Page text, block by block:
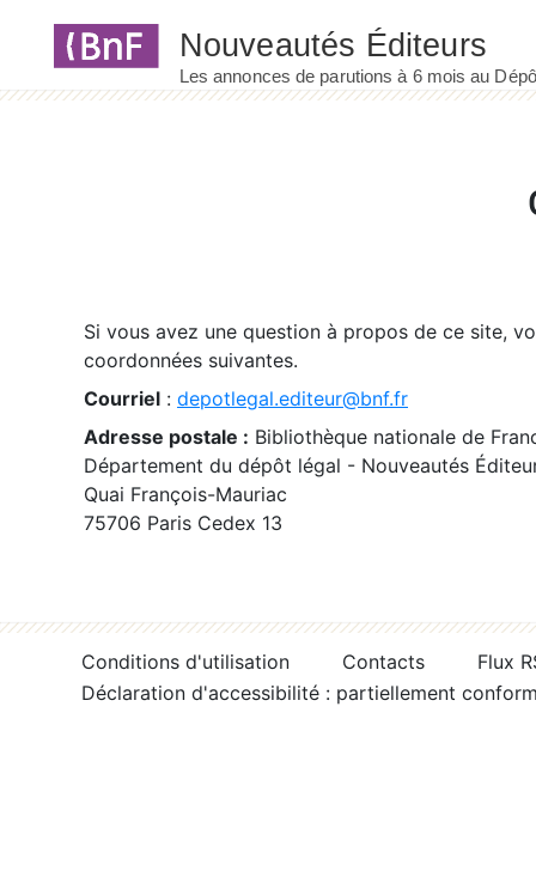
Si vous avez une question à propos de ce site,
coordonnées suivantes.
Courriel : depotlegal.editeur@bnf.fr
Adresse postale : Bibliothèque nationale de
Département du dépôt légal - Nouveautés
Quai François-Mauriac
75706 Paris Cedex 13
Conditions d'utilisation Contacts
Flux
Déclaration d'accessibilité : partiellement